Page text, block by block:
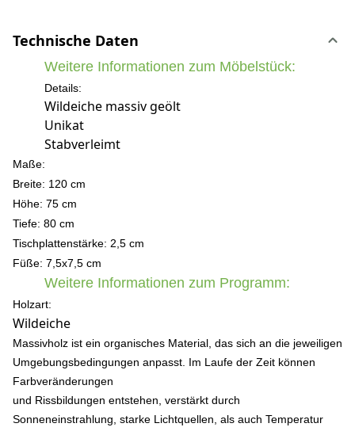
Technische Daten
Weitere Informationen zum Möbelstück:
Details:
Wildeiche massiv geölt
Unikat
Stabverleimt
Maße:
Breite: 120 cm
Höhe: 75 cm
Tiefe: 80 cm
Tischplattenstärke: 2,5 cm
Füße: 7,5x7,5 cm
Weitere Informationen zum Programm:
Holzart:
Wildeiche
Massivholz ist ein organisches Material, das sich an die jeweiligen
Umgebungsbedingungen anpasst. Im Laufe der Zeit können
Farbveränderungen
und Rissbildungen entstehen, verstärkt durch
Sonneneinstrahlung, starke Lichtquellen, als auch Temperatur